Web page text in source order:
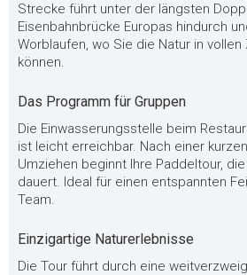
Strecke führt unter der längsten
Eisenbahnbrücke Europas hindurch
Worblaufen, wo Sie die Natur in
können.
Das Programm für Gruppen
Die Einwasserungsstelle beim
ist leicht erreichbar. Nach einer
Umziehen beginnt Ihre Paddeltour,
dauert. Ideal für einen entspannten
Team.
Einzigartige Naturerlebnisse
Die Tour führt durch eine